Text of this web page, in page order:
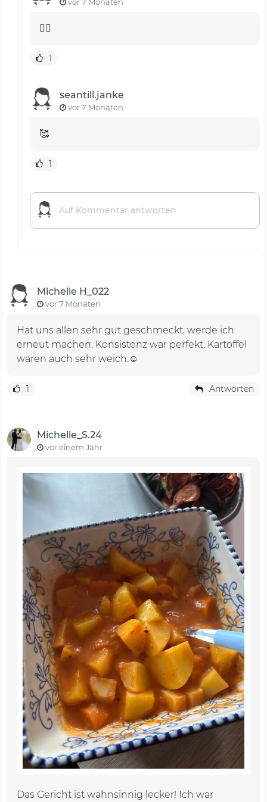
vor 7 Monaten
👍🏻
1
seantill.janke
vor 7 Monaten
🥰
1
Michelle H_022
vor 7 Monaten
Hat uns allen sehr gut geschmeckt, werde ich
erneut machen. Konsistenz war perfekt. Kartoffel
waren auch sehr weich.☺️
1 Antworten
Michelle_S.24
vor einem Jahr
Das Gericht ist wahnsinnig lecker! Ich war